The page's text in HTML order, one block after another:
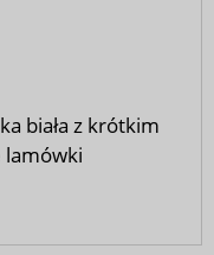
biała z krótkim
lamówki